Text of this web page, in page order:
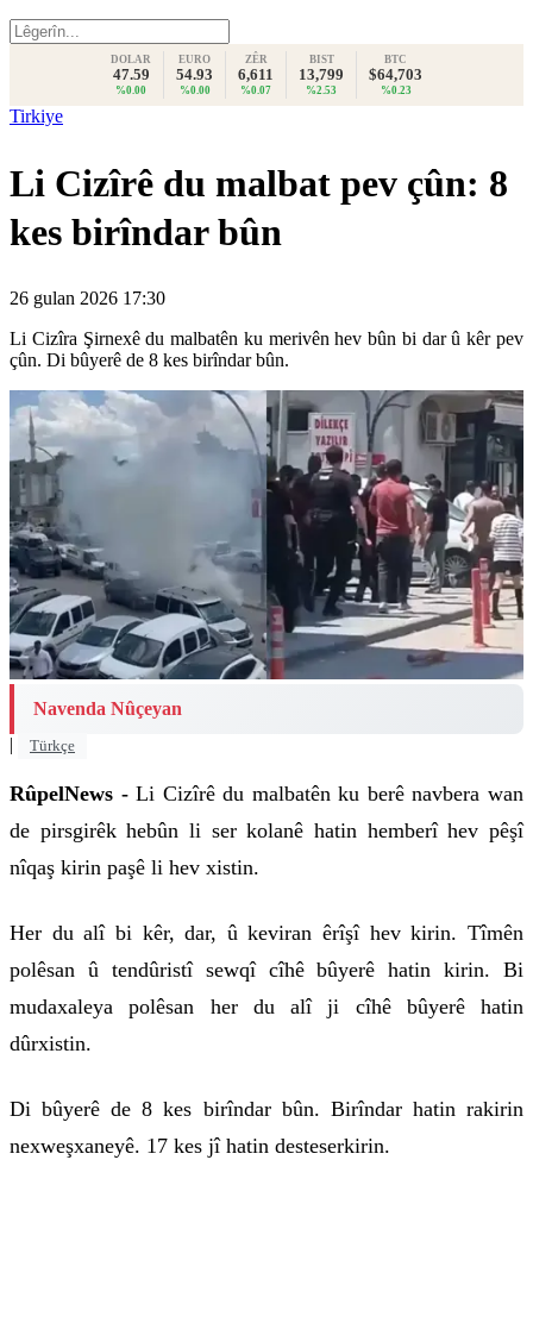
DOLAR
47.59
%0.00
EURO
54.93
%0.00
ZÊR
6,611
%0.07
BIST
13,799
%2.53
BTC
$64,703
%0.23
Tirkiye
Li Cizîrê du malbat pev çûn: 8
kes birîndar bûn
26 gulan 2026 17:30
Li Cizîra Şirnexê du malbatên ku merivên hev bûn bi dar û kêr pev
çûn. Di bûyerê de 8 kes birîndar bûn.
Navenda Nûçeyan
|
Türkçe
RûpelNews -Li Cizîrê du malbatên ku berê navbera wan
de pirsgirêk hebûn li ser kolanê hatin hemberî hev pêşî
nîqaş kirin paşê li hev xistin.
Her du alî bi kêr, dar, û keviran êrîşî hev kirin. Tîmên
polêsan û tendûristî sewqî cîhê bûyerê hatin kirin. Bi
mudaxaleya polêsan her du alî ji cîhê bûyerê hatin
dûrxistin.
Di bûyerê de 8 kes birîndar bûn. Birîndar hatin rakirin
nexweşxaneyê. 17 kes jî hatin desteserkirin.